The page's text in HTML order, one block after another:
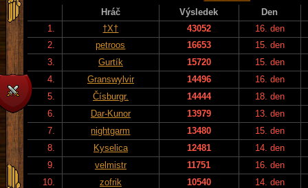
Hráč Výsledek
Den
1.
†X† 43052
16. den
2.
petroos 16653
15. den
3.
Gurtík 15720
15. den
4.
Granswylvir 14496
16. den
5.
Čísburgr. 14444
18. den
6.
Dar-Kunor 13979
13. den
7.
nightgarm 13480
15. den
8.
Kyselica 12481
14. den
9.
velmistr 11751
16. den
10.
zofrik 10540 14. den